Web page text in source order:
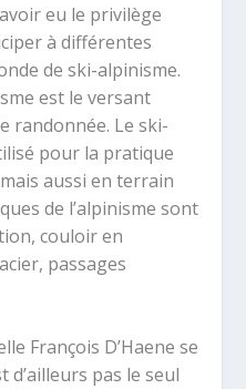
eu le privilège
à différentes
de ski-alpinisme.
est le versant
randonnée. Le ski-
pour la pratique
aussi en terrain
de l’alpinisme sont
couloir en
passages
François D’Haene se
d’ailleurs pas le seul